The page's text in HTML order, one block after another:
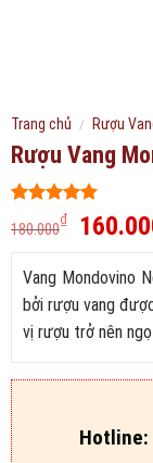
Trang chủ / Rượu
Rượu Vang
trên 5
dựa trên
180.000₫
Giá
là:
Vang Mondovino
bởi rượu vang
vị rượu trở nên
Hotline: